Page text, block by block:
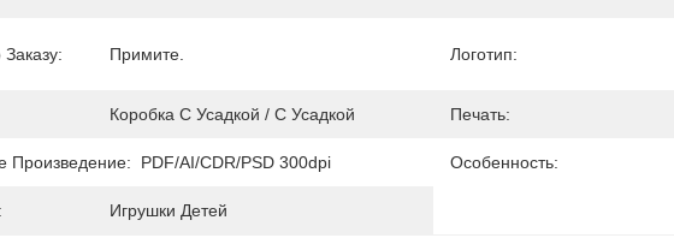
Примите. Логотип:
Коробка С Усадкой / С Усадкой Печать:
Произведение: PDF/AI/CDR/PSD 300dpi Особенность:
Игрушки Детей